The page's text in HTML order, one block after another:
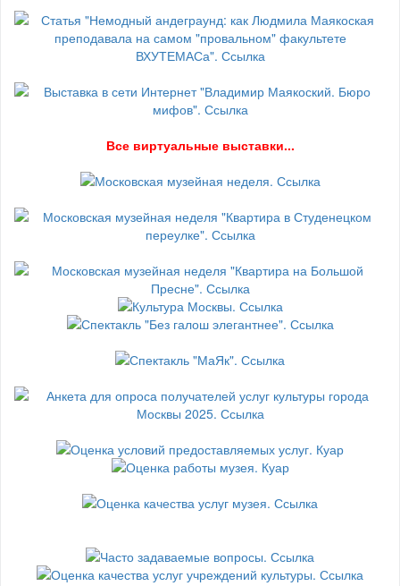
Все виртуальные выставки...